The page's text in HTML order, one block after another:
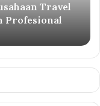
Travel
Profesional